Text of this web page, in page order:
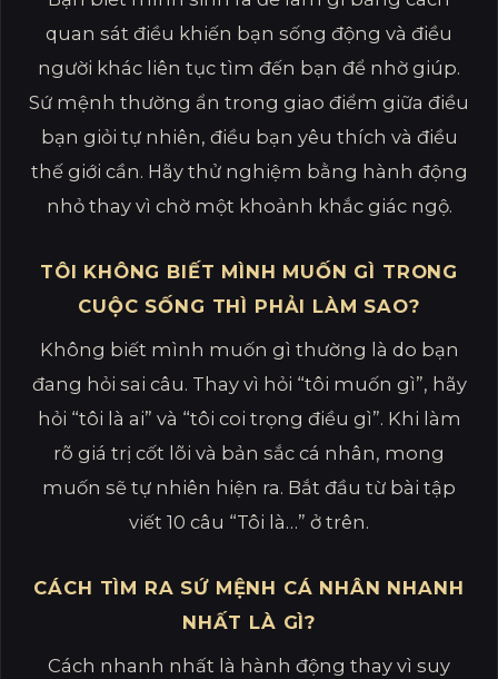
quan sát điều khiến bạn sống động và điều
người khác liên tục tìm đến bạn để nhờ giúp.
Sứ mệnh thường ẩn trong giao điểm giữa điều
bạn giỏi tự nhiên, điều bạn yêu thích và điều
thế giới cần. Hãy thử nghiệm bằng hành động
nhỏ thay vì chờ một khoảnh khắc giác ngộ.
TÔI KHÔNG BIẾT MÌNH MUỐN GÌ TRONG
CUỘC SỐNG THÌ PHẢI LÀM SAO?
Không biết mình muốn gì thường là do bạn
đang hỏi sai câu. Thay vì hỏi “tôi muốn gì”, hãy
hỏi “tôi là ai” và “tôi coi trọng điều gì”. Khi làm
rõ giá trị cốt lõi và bản sắc cá nhân, mong
muốn sẽ tự nhiên hiện ra. Bắt đầu từ bài tập
viết 10 câu “Tôi là…” ở trên.
CÁCH TÌM RA SỨ MỆNH CÁ NHÂN NHANH
NHẤT LÀ GÌ?
Cách nhanh nhất là hành động thay vì suy